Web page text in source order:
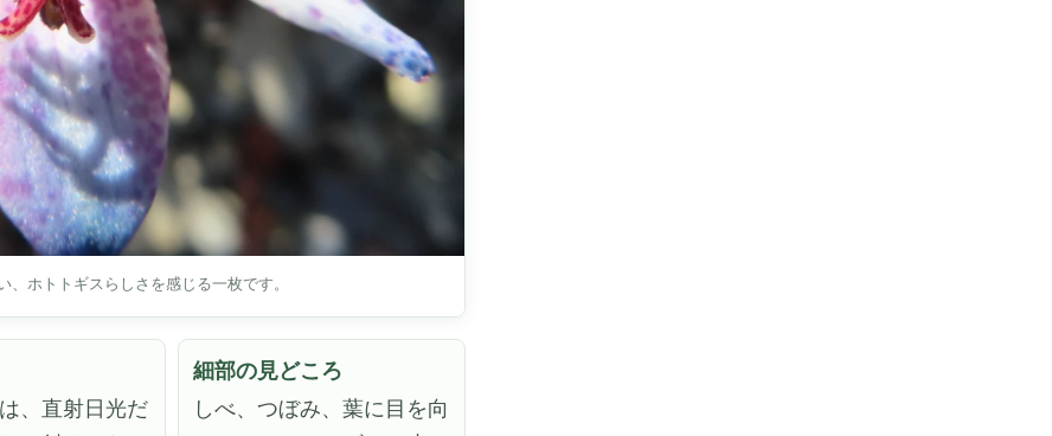
ホトトギスらしさを感じる一枚です。
、直射日光だ
細部の見どころ
しべ、つぼみ、葉に目を向